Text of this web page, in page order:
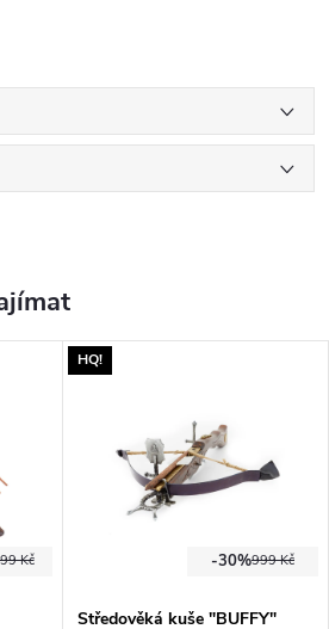
Kč
HQ!
999 Kč
-30%
Středověká kuše "BUFFY"